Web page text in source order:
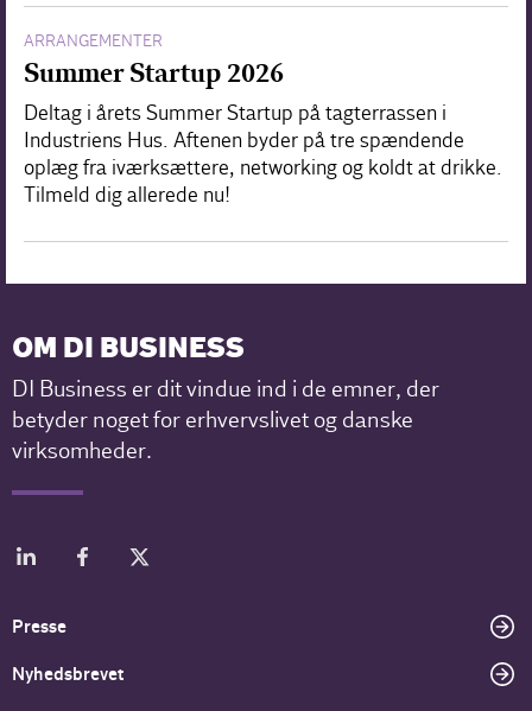
ARRANGEMENTER
Summer Startup 2026
Deltag i årets Summer Startup på tagterrassen i
Industriens Hus. Aftenen byder på tre spændende
oplæg fra iværksættere, networking og koldt at drikke.
Tilmeld dig allerede nu!
OM DI BUSINESS
DI Business er dit vindue ind i de emner, der
betyder noget for erhvervslivet og danske
virksomheder.
Presse
Nyhedsbrevet